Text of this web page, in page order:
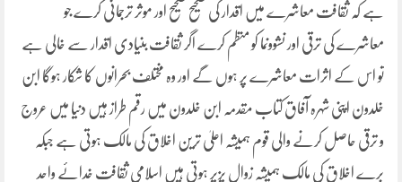
ہے کہ ثقافت معاشرے میں اقدار کی صحیح صحیح اور موثر ترجمانی کرے جو
معاشرے کی ترقی اور نشوونما کو منظم کرے اگر ثقافت بنیادی اقدار سے خالی ہے
تو اس کے اثرات معاشرے پر ہوں گے اور وہ مختلف بحرانوں کا شکار ہوگا ابن
خلدون اپنی شہرہ آفاق کتاب مقدمہ ابن خلدون میں رقم طراز ہیں دنیا میں عروج
و ترقی حاصل کرنے والی قوم ہمیشہ اعلیٰ ترین اخلاق کی مالک ہوتی ہے جبکہ
برے اخلاق کی مالک ہمیشہ زوال پزیر ہوتی ہیں اسلامی ثقافت خدائے واحد